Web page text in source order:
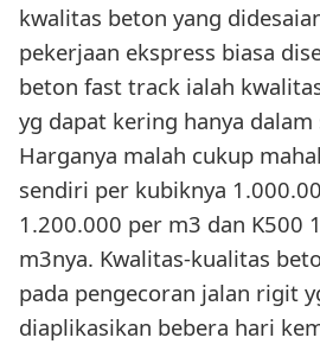
kwalitas beton yang
pekerjaan ekspress biasa
beton fast track ialah
yg dapat kering hanya
Harganya malah cukup
sendiri per kubiknya
1.200.000 per m3 dan K500
m3nya. Kwalitas-kualitas
pada pengecoran jalan rigit
diaplikasikan bebera hari